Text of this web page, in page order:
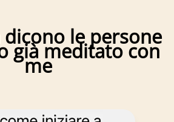
dicono le persone
già meditato con
me